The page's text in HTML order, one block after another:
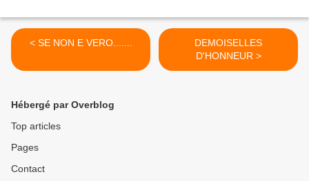
< SE NON E VERO.......
DEMOISELLES
D'HONNEUR >
Hébergé par Overblog
Top articles
Pages
Contact